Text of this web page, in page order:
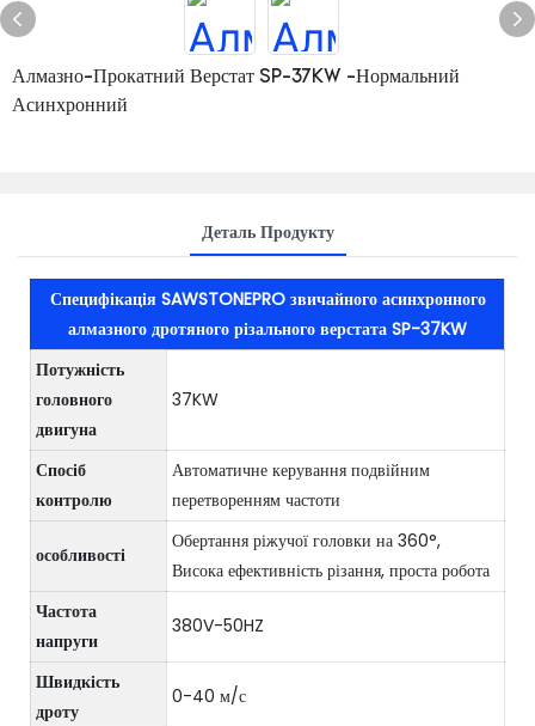
Алмазно-Прокатний Верстат SP-37KW -Нормальний
Асинхронний
Деталь Продукту
Специфікація SAWSTONEPRO звичайного асинхронного
алмазного дротяного різального верстата SP-37KW
Потужність
головного
двигуна
37KW
Спосіб
контролю
Автоматичне керування подвійним
перетворенням частоти
особливості
Обертання ріжучої головки на 360°,
Висока ефективність різання, проста робота
Частота
напруги
380V-50HZ
Швидкість
дроту
0-40 м/с